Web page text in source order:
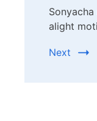
alight
Next